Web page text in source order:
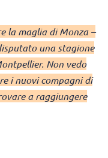
la maglia di Monza –
una stagione
Non vedo
i nuovi compagni di
a raggiungere